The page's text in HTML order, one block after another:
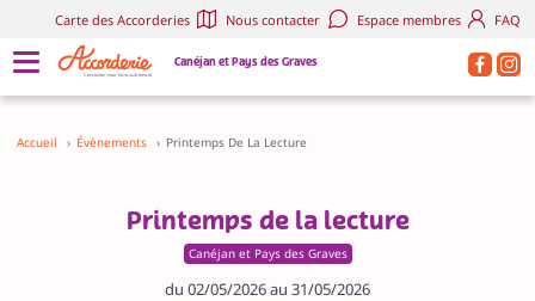
Canéjan et Pays des Graves
Carte des Accorderies Nous contacter Espace membres FAQ
Accueil › Évènements › Printemps De La Lecture
Printemps de la lecture
Canéjan et Pays des Graves
du 02/05/2026 au 31/05/2026